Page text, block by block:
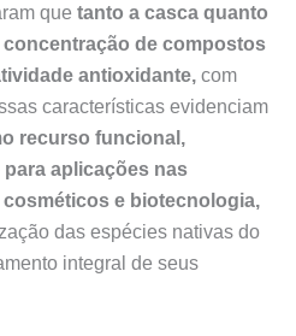
que tanto a casca quanto
de compostos
antioxidante, com
características evidenciam
recurso funcional,
aplicações nas
e biotecnologia,
das espécies nativas do
integral de seus